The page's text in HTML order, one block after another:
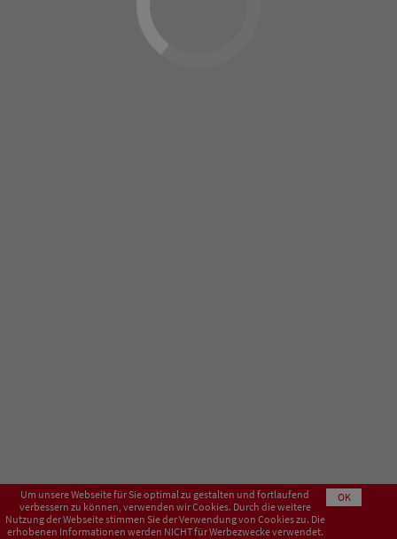
Um unsere Webseite für Sie optimal zu gestalten und fortlaufend
verbessern zu können, verwenden wir Cookies. Durch die weitere
Nutzung der Webseite stimmen Sie der Verwendung von Cookies zu. Die
erhobenen Informationen werden NICHT für Werbezwecke verwendet.
OK